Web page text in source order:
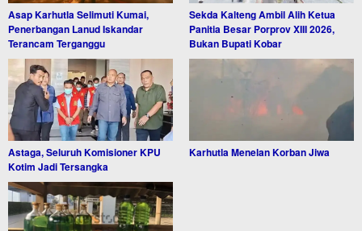
Asap Karhutla Selimuti Kumai,
Penerbangan Lanud Iskandar
Terancam Terganggu
Sekda Kalteng Ambil Alih Ketua
Panitia Besar Porprov XIII 2026,
Bukan Bupati Kobar
Astaga, Seluruh Komisioner KPU
Kotim Jadi Tersangka
Karhutla Menelan Korban Jiwa